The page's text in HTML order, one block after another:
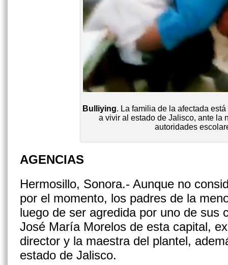
Bulliying. La familia de la afectada
a vivir al estado de Jalisco, ante la
autoridades
AGENCIAS
Hermosillo, Sonora.- Aunque no
por el momento, los padres de la
luego de ser agredida por uno de sus
José María Morelos de esta capital,
director y la maestra del plantel,
estado de Jalisco.